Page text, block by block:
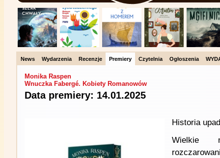
News Wydarzenia Recenzje Premiery Czytelnia Ogłoszenia
Monika Raspen
Wnuczka Fabergé. Kobiety Romanowów
Data premiery: 14.01.2025
Historia
Wielkie